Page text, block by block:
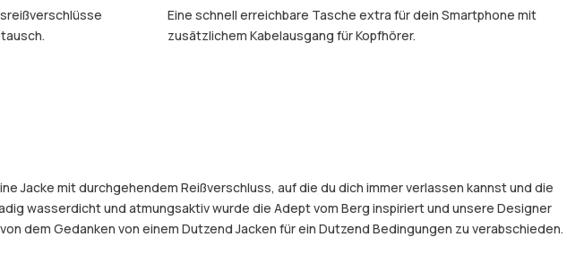
Eine schnell erreichbare Tasche extra für dein Smartphone mit
zusätzlichem Kabelausgang für Kopfhörer.
Jacke mit durchgehendem Reißverschluss, auf die du dich immer verlassen kannst und die
wasserdicht und atmungsaktiv wurde die Adept vom Berg inspiriert und unsere Designer
dem Gedanken von einem Dutzend Jacken für ein Dutzend Bedingungen zu verabschieden.